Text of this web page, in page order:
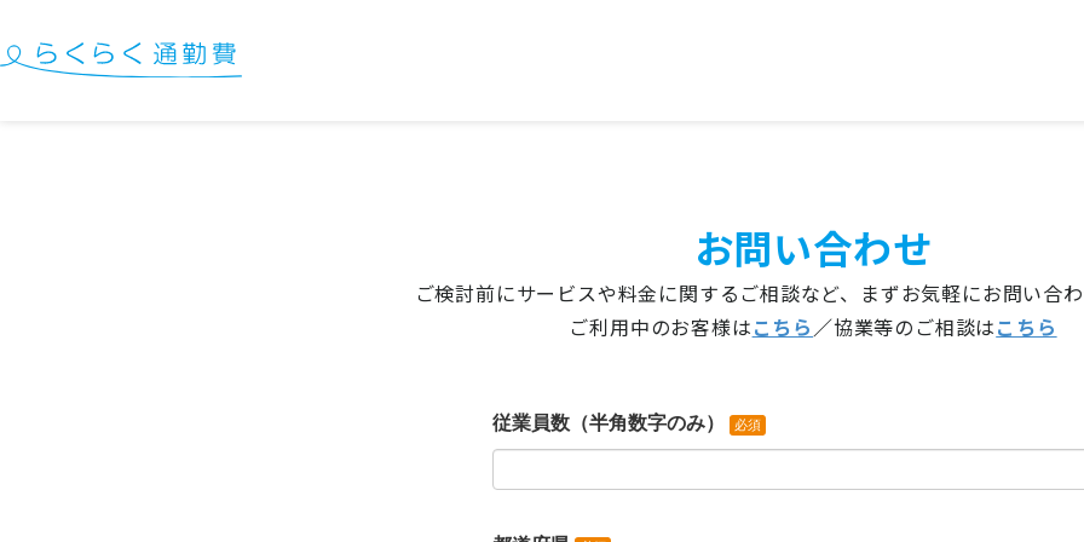
お問い合わせ
ご検討前にサービスや料金に関するご相談など、まずお気軽にお問い合
ご利用中のお客様はこちら／協業等のご相談はこちら